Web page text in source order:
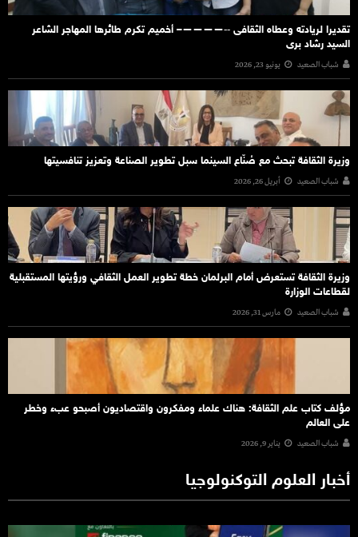
تقديرا لريادته وعطاه الثقافى ‐‐————– أخميم تكرم طائرها المهاجر الشاعر
السيد رشاد برى
شباب الصعيد يونيو 23, 2026
وزيرة الثقافة تبحث مع صُنّاع السينما سبل تطوير الصناعة وتعزيز تنافسيتها
شباب الصعيد أبريل 26, 2026
وزيرة الثقافة تستعرض أمام البرلمان خطة تطوير العمل الثقافي ورؤيتها المستقبلية
لقطاعات الوزارة
شباب الصعيد مارس 31, 2026
مؤلف كتاب علم الثقافة: هناك علماء ومفكرون واقتصاديون أصبحو عبء وخطر
على العالم
شباب الصعيد يناير 9, 2026
أخبار العلوم التوكنولوجيا